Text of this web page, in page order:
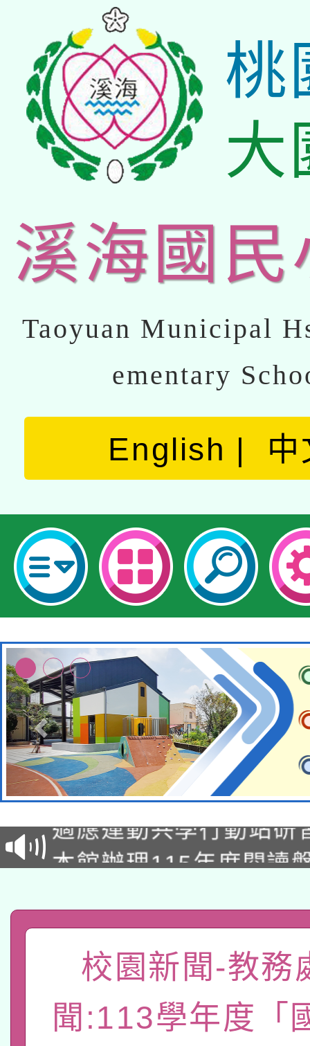
桃
大
溪海國民
Taoyuan Municipal
ementary
English 中
本校115學年度第2次
招甄選結果公告(無人
招)
本館辦理115年度閱讀
礎課程
A3數位素養講師名單
「數位內容與教學軟
薪期間赴陸應申請許可
轉知經濟部水利署委託
校園新聞-教務
聞:113學年度「